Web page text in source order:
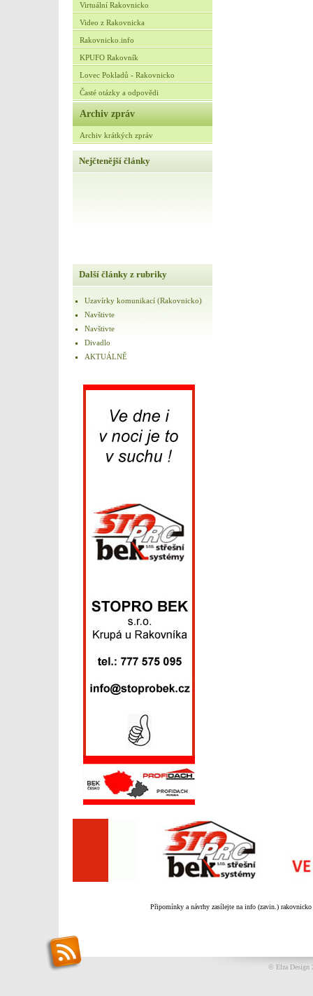
Virtuální Rakovnicko
Video z Rakovnicka
Rakovnicko.info
KPUFO Rakovník
Lovec Pokladů - Rakovnicko
Časté otázky a odpovědi
Archiv zpráv
Archiv krátkých zpráv
Nejčtenější články
Další články z rubriky
Uzavírky komunikací (Rakovnicko)
Navštivte
Navštivte
Divadlo
AKTUÁLNĚ
Připomínky a návrhy zasílejte na info (zavin.) rakovnicko
© Elza Design